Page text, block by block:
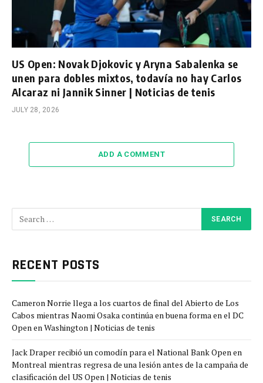
US Open: Novak Djokovic y Aryna Sabalenka se
unen para dobles mixtos, todavía no hay Carlos
Alcaraz ni Jannik Sinner | Noticias de tenis
JULY 28, 2026
ADD A COMMENT
RECENT POSTS
Cameron Norrie llega a los cuartos de final del Abierto de Los
Cabos mientras Naomi Osaka continúa en buena forma en el DC
Open en Washington | Noticias de tenis
Jack Draper recibió un comodín para el National Bank Open en
Montreal mientras regresa de una lesión antes de la campaña de
clasificación del US Open | Noticias de tenis